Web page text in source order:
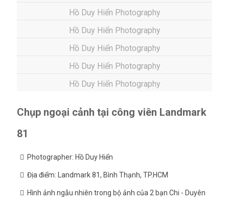
Hồ Duy Hiển Photography
Hồ Duy Hiển Photography
Hồ Duy Hiển Photography
Hồ Duy Hiển Photography
Hồ Duy Hiển Photography
Chụp ngoại cảnh tại công viên Landmark
81
Photographer: Hồ Duy Hiển
Địa điểm: Landmark 81, Bình Thạnh, TP.HCM
Hình ảnh ngẫu nhiên trong bộ ảnh của 2 bạn Chi - Duyên